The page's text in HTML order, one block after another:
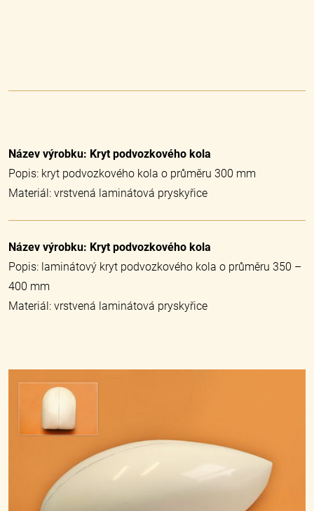
Název výrobku: Kryt podvozkového kola
Popis: kryt podvozkového kola o průměru 300 mm
Materiál: vrstvená laminátová pryskyřice
Název výrobku: Kryt podvozkového kola
Popis: laminátový kryt podvozkového kola o průměru 350 –
400 mm
Materiál: vrstvená laminátová pryskyřice